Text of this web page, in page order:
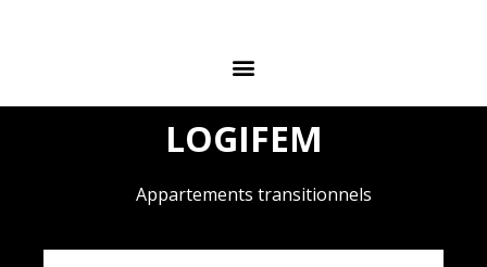
LOGIFEM
Appartements transitionnels